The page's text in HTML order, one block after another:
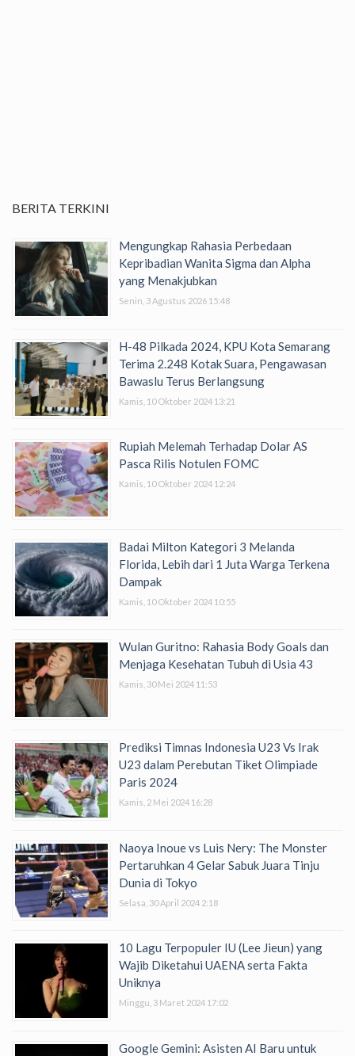
BERITA TERKINI
Mengungkap Rahasia Perbedaan
Kepribadian Wanita Sigma dan Alpha
yang Menakjubkan
Senin, 3 Agustus 2026 15:48
H-48 Pilkada 2024, KPU Kota Semarang
Terima 2.248 Kotak Suara, Pengawasan
Bawaslu Terus Berlangsung
Kamis, 10 Oktober 2024 13:21
Rupiah Melemah Terhadap Dolar AS
Pasca Rilis Notulen FOMC
Kamis, 10 Oktober 2024 12:24
Badai Milton Kategori 3 Melanda
Florida, Lebih dari 1 Juta Warga Terkena
Dampak
Kamis, 10 Oktober 2024 10:55
Wulan Guritno: Rahasia Body Goals dan
Menjaga Kesehatan Tubuh di Usia 43
Kamis, 30 Mei 2024 11:53
Prediksi Timnas Indonesia U23 Vs Irak
U23 dalam Perebutan Tiket Olimpiade
Paris 2024
Kamis, 2 Mei 2024 16:28
Naoya Inoue vs Luis Nery: The Monster
Pertaruhkan 4 Gelar Sabuk Juara Tinju
Dunia di Tokyo
Selasa, 30 April 2024 2:18
10 Lagu Terpopuler IU (Lee Jieun) yang
Wajib Diketahui UAENA serta Fakta
Uniknya
Minggu, 3 Maret 2024 17:02
Google Gemini: Asisten AI Baru untuk